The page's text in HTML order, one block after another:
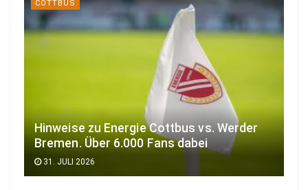
COTTBUS
Hinweise zu Energie Cottbus vs. Werder
Bremen. Über 6.000 Fans dabei
31. JULI 2026